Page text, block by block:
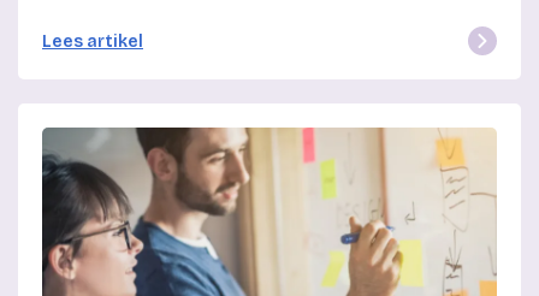
Lees artikel